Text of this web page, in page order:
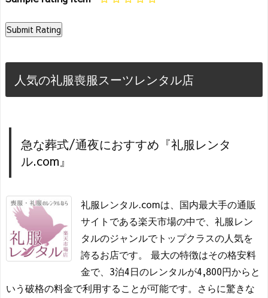
人気の礼服喪服スーツレンタル店
急な葬式/通夜におすすめ『礼服レンタ
ル.com』
礼服レンタル.comは、国内最大手の通販
サイトである楽天市場の中で、礼服レン
タルのジャンルでトップクラスの人気を
誇るお店です。 最大の特徴はその格安料
金で、3泊4日のレンタルが4,800円からと
いう破格の料金で利用することが可能です。さらに驚きな